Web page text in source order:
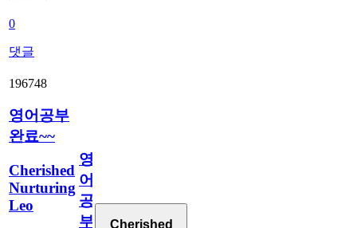
0
댓글
196748
영어공부
완료~~
Cherished
Nurturing
Leo
영
어
공
부
Cherished